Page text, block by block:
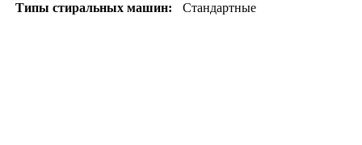
Типы стиральных машин: Стандартные